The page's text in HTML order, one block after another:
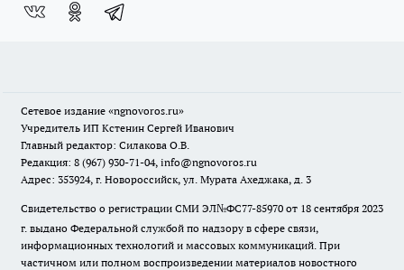
Сетевое издание «ngnovoros.ru»
Учредитель ИП Кстенин Сергей Иванович
Главный редактор: Силакова О.В.
Редакция: 8 (967) 930-71-04, info@ngnovoros.ru
Адрес: 353924, г. Новороссийск, ул. Мурата Ахеджака, д. 3
Свидетельство о регистрации СМИ ЭЛ№ФС77-85970 от 18 сентября 2023
г. выдано Федеральной службой по надзору в сфере связи,
информационных технологий и массовых коммуникаций. При
частичном или полном воспроизведении материалов новостного